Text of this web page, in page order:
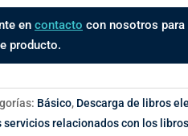
encontacto con nosotros para
producto.
Básico, Descarga de libros
servicios relacionados con los libros